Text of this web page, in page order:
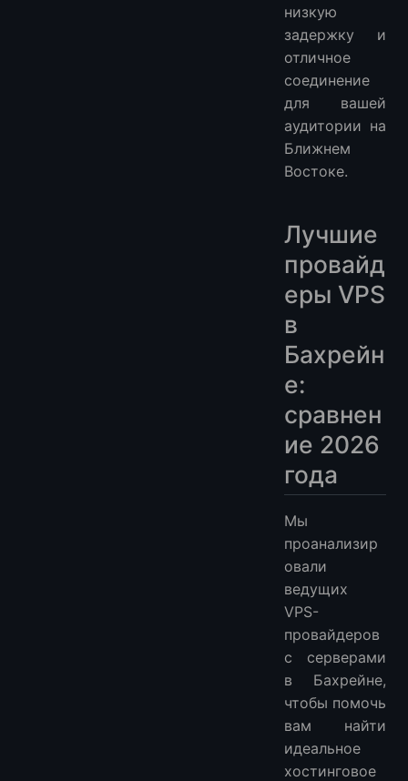
низкую
задержку и
отличное
соединение
для вашей
аудитории на
Ближнем
Востоке.
Лучшие
провайд
еры VPS
в
Бахрейн
е:
сравнен
ие 2026
года
Мы
проанализир
овали
ведущих
VPS-
провайдеров
с серверами
в Бахрейне,
чтобы помочь
вам найти
идеальное
хостинговое